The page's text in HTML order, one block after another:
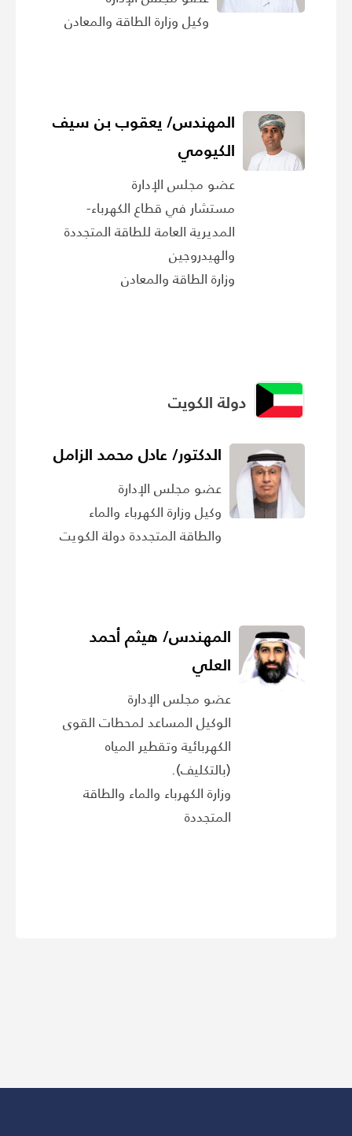
وكيل وزارة الطاقة والمعادن
المهندس/ يعقوب بن سيف
الكيومي
عضو مجلس الإدارة
مستشار في قطاع الكهرباء-
المديرية العامة للطاقة المتجددة
والهيدروجين
وزارة الطاقة والمعادن
دولة الكويت
الدكتور/ عادل محمد الزامل
عضو مجلس الإدارة
وكيل وزارة الكهرباء والماء
والطاقة المتجددة دولة الكويت
المهندس/ هيثم أحمد
العلي
عضو مجلس الإدارة
الوكيل المساعد لمحطات القوى
الكهربائية وتقطير المياه
(بالتكليف).
وزارة الكهرباء والماء والطاقة
المتجددة